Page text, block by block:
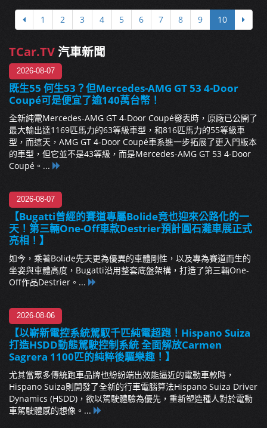
1 2 3 4 5 6 7 8 9 10
TCar.TV汽車新聞
2026-08-07
既生55 何生53？但Mercedes-AMG GT 53 4-Door
Coupé可是便宜了逾140萬台幣！
全新純電Mercedes-AMG GT 4-Door Coupé發表時，原廠已公開了
最大輸出達1169匹馬力的63等級車型，和816匹馬力的55等級車
型，而這天，AMG GT 4-Door Coupé車系進一步拓展了更入門版本
的車型，但它並不是43等級，而是Mercedes-AMG GT 53 4-Door
Coupé。...
2026-08-07
【Bugatti曾經的賽道專屬Bolide竟也迎來公路化的一
天！第三輛One-Off車款Destrier預計圓石灘車展正式
亮相！】
如今，乘著Bolide先天更為優異的車體剛性，以及專為賽道而生的
坐姿與車體高度，Bugatti沿用整套底盤架構，打造了第三輛One-
Off作品Destrier。...
2026-08-06
【以嶄新電控系統駕馭千匹純電超跑！Hispano Suiza
打造HSDD動態駕駛控制系統 全面解放Carmen
Sagrera 1100匹的純粹後驅樂趣！】
尤其當眾多傳統跑車品牌也紛紛端出效能逼近的電動車款時，
Hispano Suiza則開發了全新的行車電腦算法Hispano Suiza Driver
Dynamics (HSDD)，欲以駕駛體驗為優先，重新塑造種人對於電動
車駕駛體感的想像。...